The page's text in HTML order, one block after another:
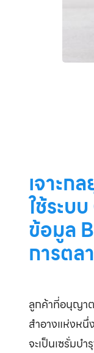
เจาะก
ใช้ระบ
ข้อมูล
การตล
ลูกค้าที่อนุญา
สำอางแห่งหนึ่
จะเป็นเซรั่มบ